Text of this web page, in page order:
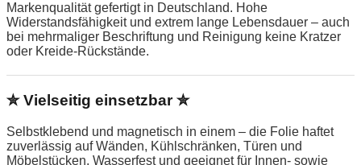
Markenqualität gefertigt in Deutschland. Hohe
Widerstandsfähigkeit und extrem lange Lebensdauer – auch
bei mehrmaliger Beschriftung und Reinigung keine Kratzer
oder Kreide-Rückstände.
✮ Vielseitig einsetzbar ✮
Selbstklebend und magnetisch in einem – die Folie haftet
zuverlässig auf Wänden, Kühlschränken, Türen und
Möbelstücken. Wasserfest und geeignet für Innen- sowie